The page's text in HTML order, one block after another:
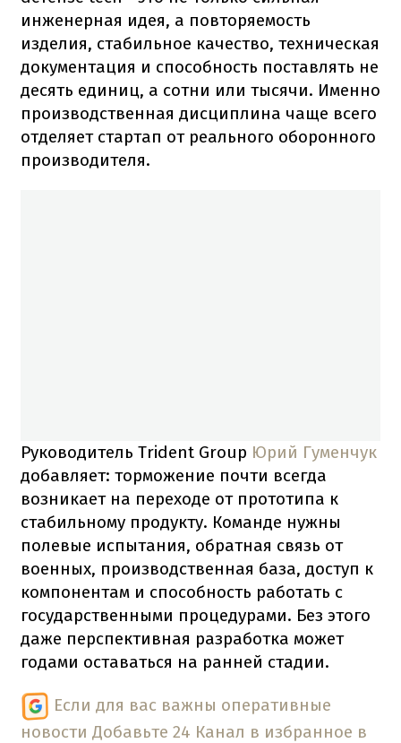
инженерная идея, а повторяемость
изделия, стабильное качество, техническая
документация и способность поставлять не
десять единиц, а сотни или тысячи. Именно
производственная дисциплина чаще всего
отделяет стартап от реального оборонного
производителя.
Руководитель Trident Group Юрий Гуменчук
добавляет: торможение почти всегда
возникает на переходе от прототипа к
стабильному продукту. Команде нужны
полевые испытания, обратная связь от
военных, производственная база, доступ к
компонентам и способность работать с
государственными процедурами. Без этого
даже перспективная разработка может
годами оставаться на ранней стадии.
Если для вас важны оперативные
новости Добавьте 24 Канал в избранное в